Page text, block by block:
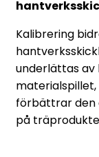
Kalibrering
underlättas av
förbättrar den
på